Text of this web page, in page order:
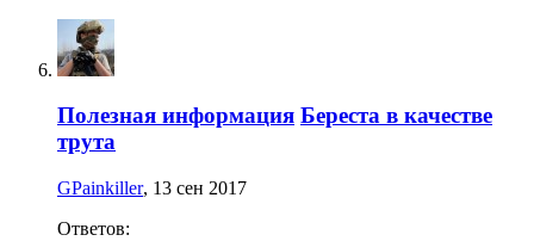
Полезная информация Береста в качестве
трута
GPainkiller, 13 сен 2017
Ответов: